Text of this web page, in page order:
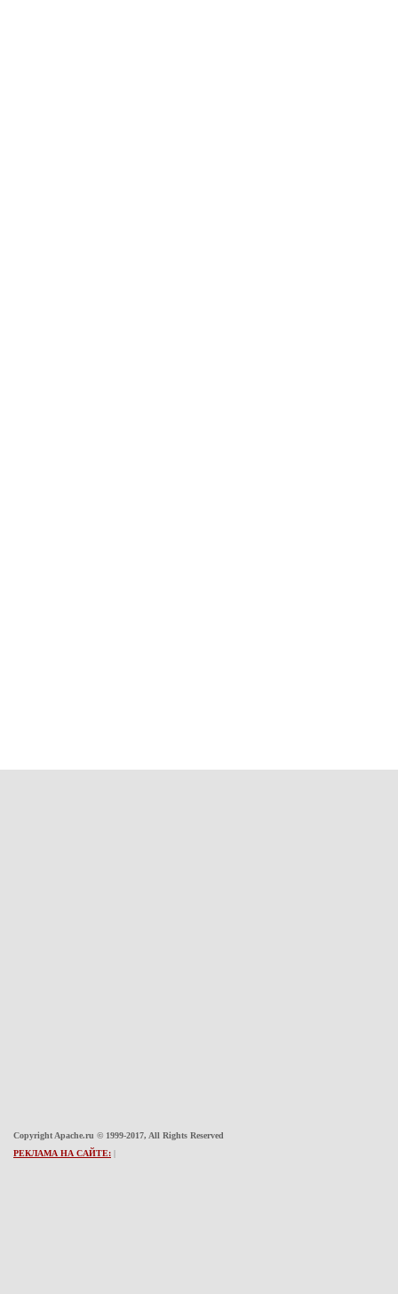
Copyright Apache.ru © 1999-2017, All Rights Reserved
РЕКЛАМА НА САЙТЕ: |